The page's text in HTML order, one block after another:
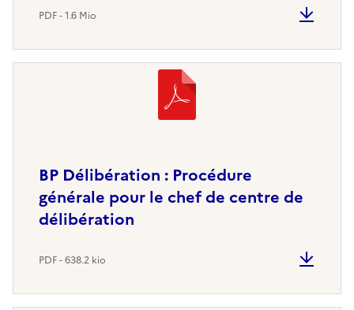
PDF - 1.6 Mio
BP Délibération : Procédure
générale pour le chef de centre de
délibération
PDF - 638.2 kio